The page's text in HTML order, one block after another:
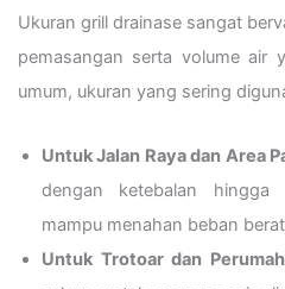
Ukuran grill drainase sangat
pemasangan serta volume air
umum, ukuran yang sering
Untuk Jalan Raya dan Area
dengan ketebalan hingga
mampu menahan beban
Untuk Trotoar dan